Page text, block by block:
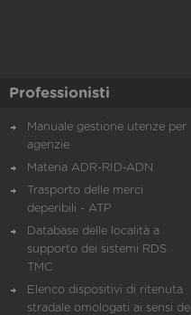
Professionisti
Manuale gestione utenze per
agenzie
Materia ADR-RID-ADN
Trasporto delle merci
deperibili - ATP
Database delle località a
supporto dei sistemi RDS
TMC
Elenco dispositivi di ritenuta
stradale omologati ai sensi del